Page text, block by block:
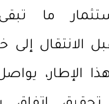
ما
الانتقال إلى
الإطار،